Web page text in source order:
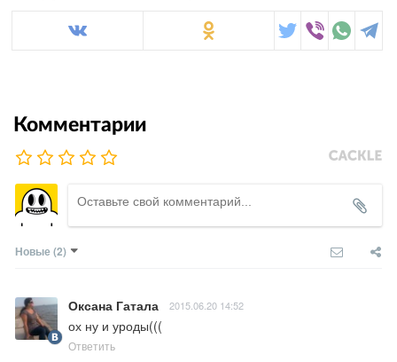
Комментарии
Новые (2)
Оксана Гатала 2015.06.20 14:52
ох ну и уроды(((
Ответить